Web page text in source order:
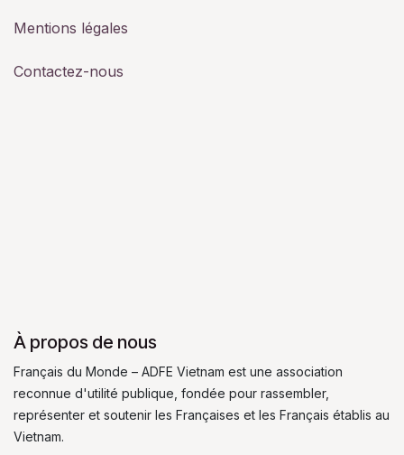
Mentions légales
Contactez-nous
À propos de nous
Français du Monde – ADFE Vietnam est une association
reconnue d'utilité publique, fondée pour rassembler,
représenter et soutenir les Françaises et les Français établis au
Vietnam.